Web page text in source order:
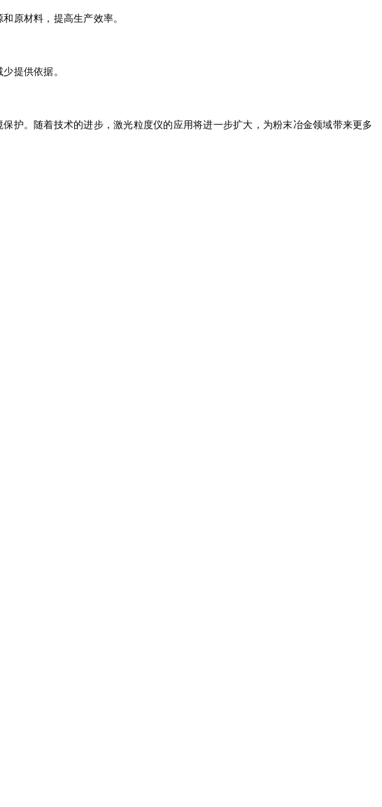
原材料，提高生产效率。
提供依据。
护。随着技术的进步，激光粒度仪的应用将进一步扩大，为粉末冶金领域带来更多